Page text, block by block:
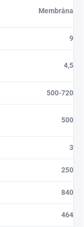
Membrána
9
4,5
500-720
500
3
250
840
464